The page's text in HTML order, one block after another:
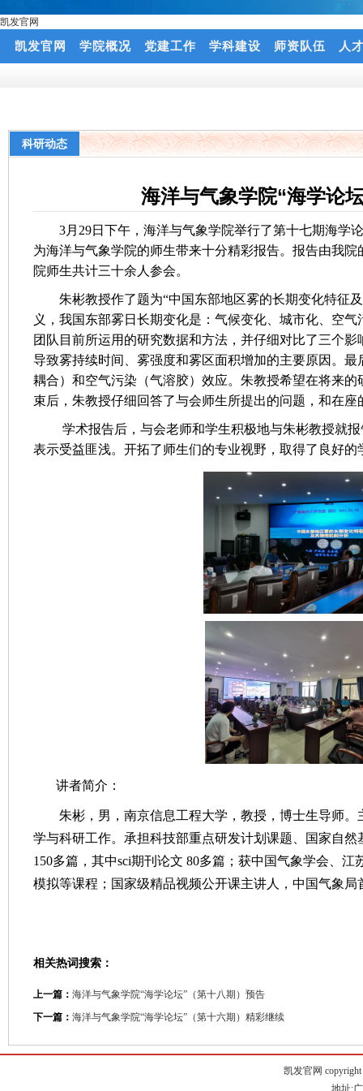
凯发官网
凯发官网 学院概况 党建工作 学科建设 师资队伍 人
科研动态
海洋与气象学院“海学论
3月29日下午，海洋与气象学院举行了第十七期海学
为海洋与气象学院的师生带来十分精彩报告。报告由我
院师生共计三十余人参会。
朱彬教授作了题为“中国东部地区雾的长期变化特征
义，我国东部雾日长期变化是：气候变化、城市化、空
团队目前所运用的研究数据和方法，并仔细对比了三个
导致雾持续时间、雾强度和雾区面积增加的主要原因。
耦合）和空气污染（气溶胶）效应。朱教授希望在将来
束后，朱教授仔细回答了与会师生所提出的问题，和在
学术报告后，与会老师和学生积极地与朱彬教授就
表示受益匪浅。开拓了师生们的专业视野，取得了良好的
讲者简介：
朱彬，男，南京信息工程大学，教授，博士生导师
学与科研工作。承担科技部重点研发计划课题、国家自
150多篇，其中sci期刊论文 80多篇；获中国气象学会、
模拟等课程；国家级精品视频公开课主讲人，中国气象局
相关热词搜索：
上一篇： 海洋与气象学院“海学论坛”（第十八期）预告
下一篇： 海洋与气象学院“海学论坛”（第十六期）精彩继续
凯发官网 copyright
地址: